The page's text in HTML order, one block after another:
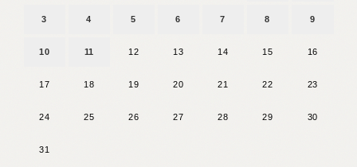
3 4 5 6 7 8 9
10 11 12 13 14 15 16
17 18 19 20 21 22 23
24 25 26 27 28 29 30
31